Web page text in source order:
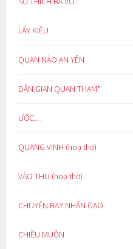
LẨY KIỀU
QUAN NÀO AN YÊN
DÂN GIAN QUAN THAM*
ƯỚC…
QUANG VINH (hoạ thơ)
VÀO THU (hoạ thơ)
CHUYẾN BAY NHÂN ĐẠO
CHIỀU MUỘN